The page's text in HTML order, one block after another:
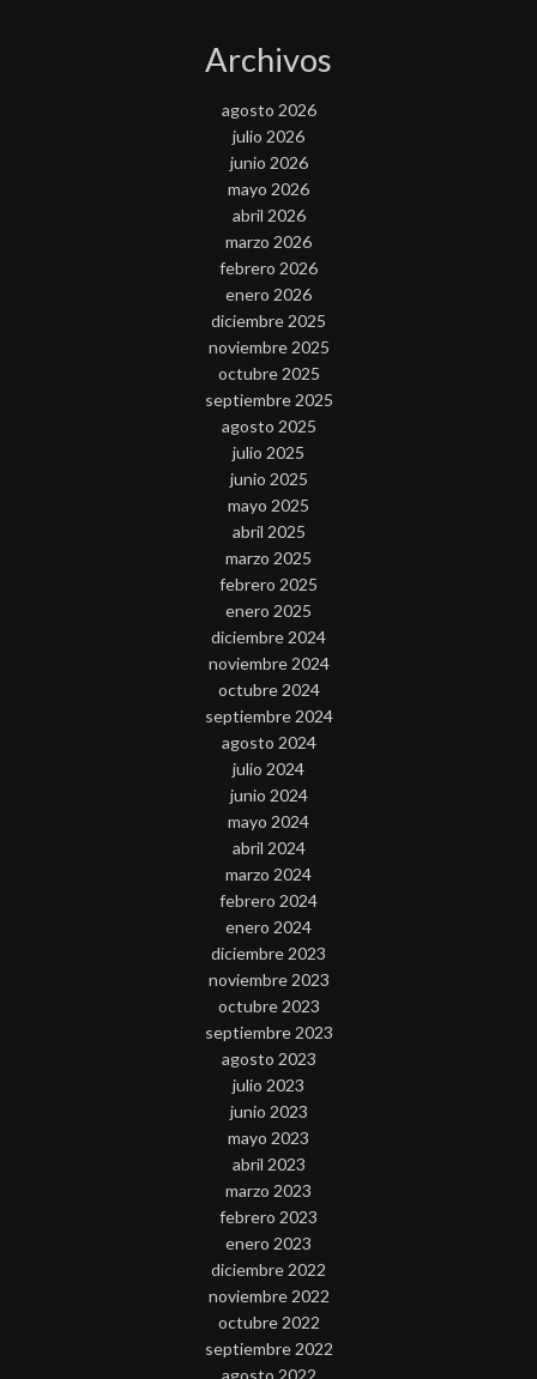
Archivos
agosto 2026
julio 2026
junio 2026
mayo 2026
abril 2026
marzo 2026
febrero 2026
enero 2026
diciembre 2025
noviembre 2025
octubre 2025
septiembre 2025
agosto 2025
julio 2025
junio 2025
mayo 2025
abril 2025
marzo 2025
febrero 2025
enero 2025
diciembre 2024
noviembre 2024
octubre 2024
septiembre 2024
agosto 2024
julio 2024
junio 2024
mayo 2024
abril 2024
marzo 2024
febrero 2024
enero 2024
diciembre 2023
noviembre 2023
octubre 2023
septiembre 2023
agosto 2023
julio 2023
junio 2023
mayo 2023
abril 2023
marzo 2023
febrero 2023
enero 2023
diciembre 2022
noviembre 2022
octubre 2022
septiembre 2022